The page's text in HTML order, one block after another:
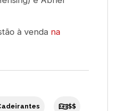
à venda na
$$